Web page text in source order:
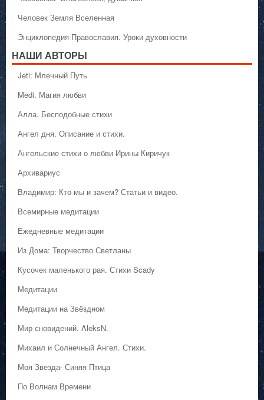
Человек Земля Вселенная
Энциклопедия Православия. Уроки духовности
НАШИ АВТОРЫ
Jeti: Млечный Путь
Medi. Магия любви
Алла. Бесподобные стихи
Ангел дня. Описание и стихи.
Ангельские стихи о любви Ирины Киричук
Архивариус
Владимир: Кто мы и зачем? Статьи и видео.
Всемирные медитации
Ежедневные медитации
Из Дома: Творчество Светланы
Кусочек маленького рая. Стихи Scady
Медитации
Медитации на Звёздном
Мир сновидений. AleksN.
Михаил и Солнечный Ангел. Стихи.
Моя Звезда- Синяя Птица
По Волнам Времени